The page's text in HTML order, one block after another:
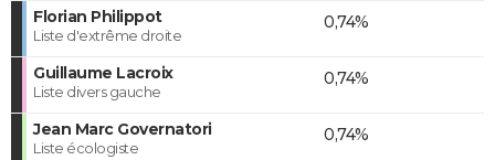
Florian Philippot
Liste d'extrême droite
0,74%
Guillaume Lacroix
Liste divers gauche
0,74%
Jean Marc Governatori
Liste écologiste
0,74%